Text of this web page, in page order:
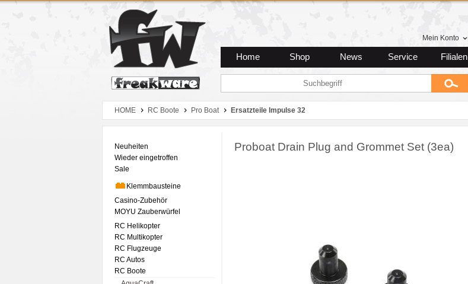
Zum Hauptmenue
Zum Seiteninhalt
Zum Warenkob
Mein Konto
Home Shop News Service Filialen
HOME RC Boote Pro Boat Ersatzteile Impulse 32
Neuheiten
Wieder eingetroffen
Sale
Klemmbausteine
Casino-Zubehör
MOYU Zauberwürfel
RC Helikopter
RC Multikopter
RC Flugzeuge
RC Autos
RC Boote
Proboat Drain Plug and Grommet Set (3ea)